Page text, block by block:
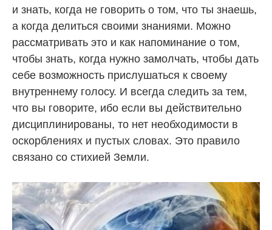
и знать, когда не говорить о том, что ты знаешь,
а когда делиться своими знаниями. Можно
рассматривать это и как напоминание о том,
чтобы знать, когда нужно замолчать, чтобы дать
себе возможность прислушаться к своему
внутреннему голосу. И всегда следить за тем,
что вы говорите, ибо если вы действительно
дисциплинированы, то нет необходимости в
оскорблениях и пустых словах. Это правило
связано со стихией Земли.